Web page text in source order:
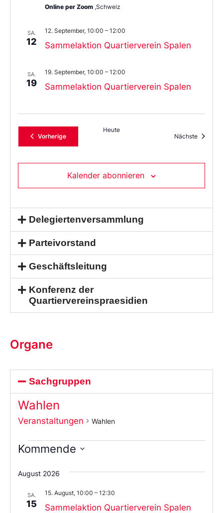
Online per Zoom ,Schweiz
SA.
12 Sammelaktion Quartierverein Spalen
12. September, 10:00 – 12:00
SA.
19 Sammelaktion Quartierverein Spalen
19. September, 10:00 – 12:00
VorherigeVeranstaltungen
Heute
Nächste
Kalender abonnieren
Delegiertenversammlung
Parteivorstand
Geschäftsleitung
Konferenz der
Quartiervereinspraesidien
Organe
Sachgruppen
Wahlen
Veranstaltungen Wahlen
Kommende
Sie
das
aus.
August 2026
SA.
15 Sammelaktion Quartierverein Spalen
15. August, 10:00 – 12:30